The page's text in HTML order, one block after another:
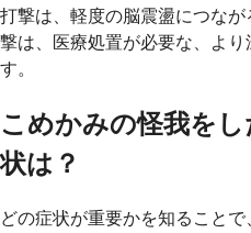
打撃は、軽度の脳震盪につな
撃は、医療処置が必要な、よ
す。
こめかみの怪我を
状は？
どの症状が重要かを知ることで